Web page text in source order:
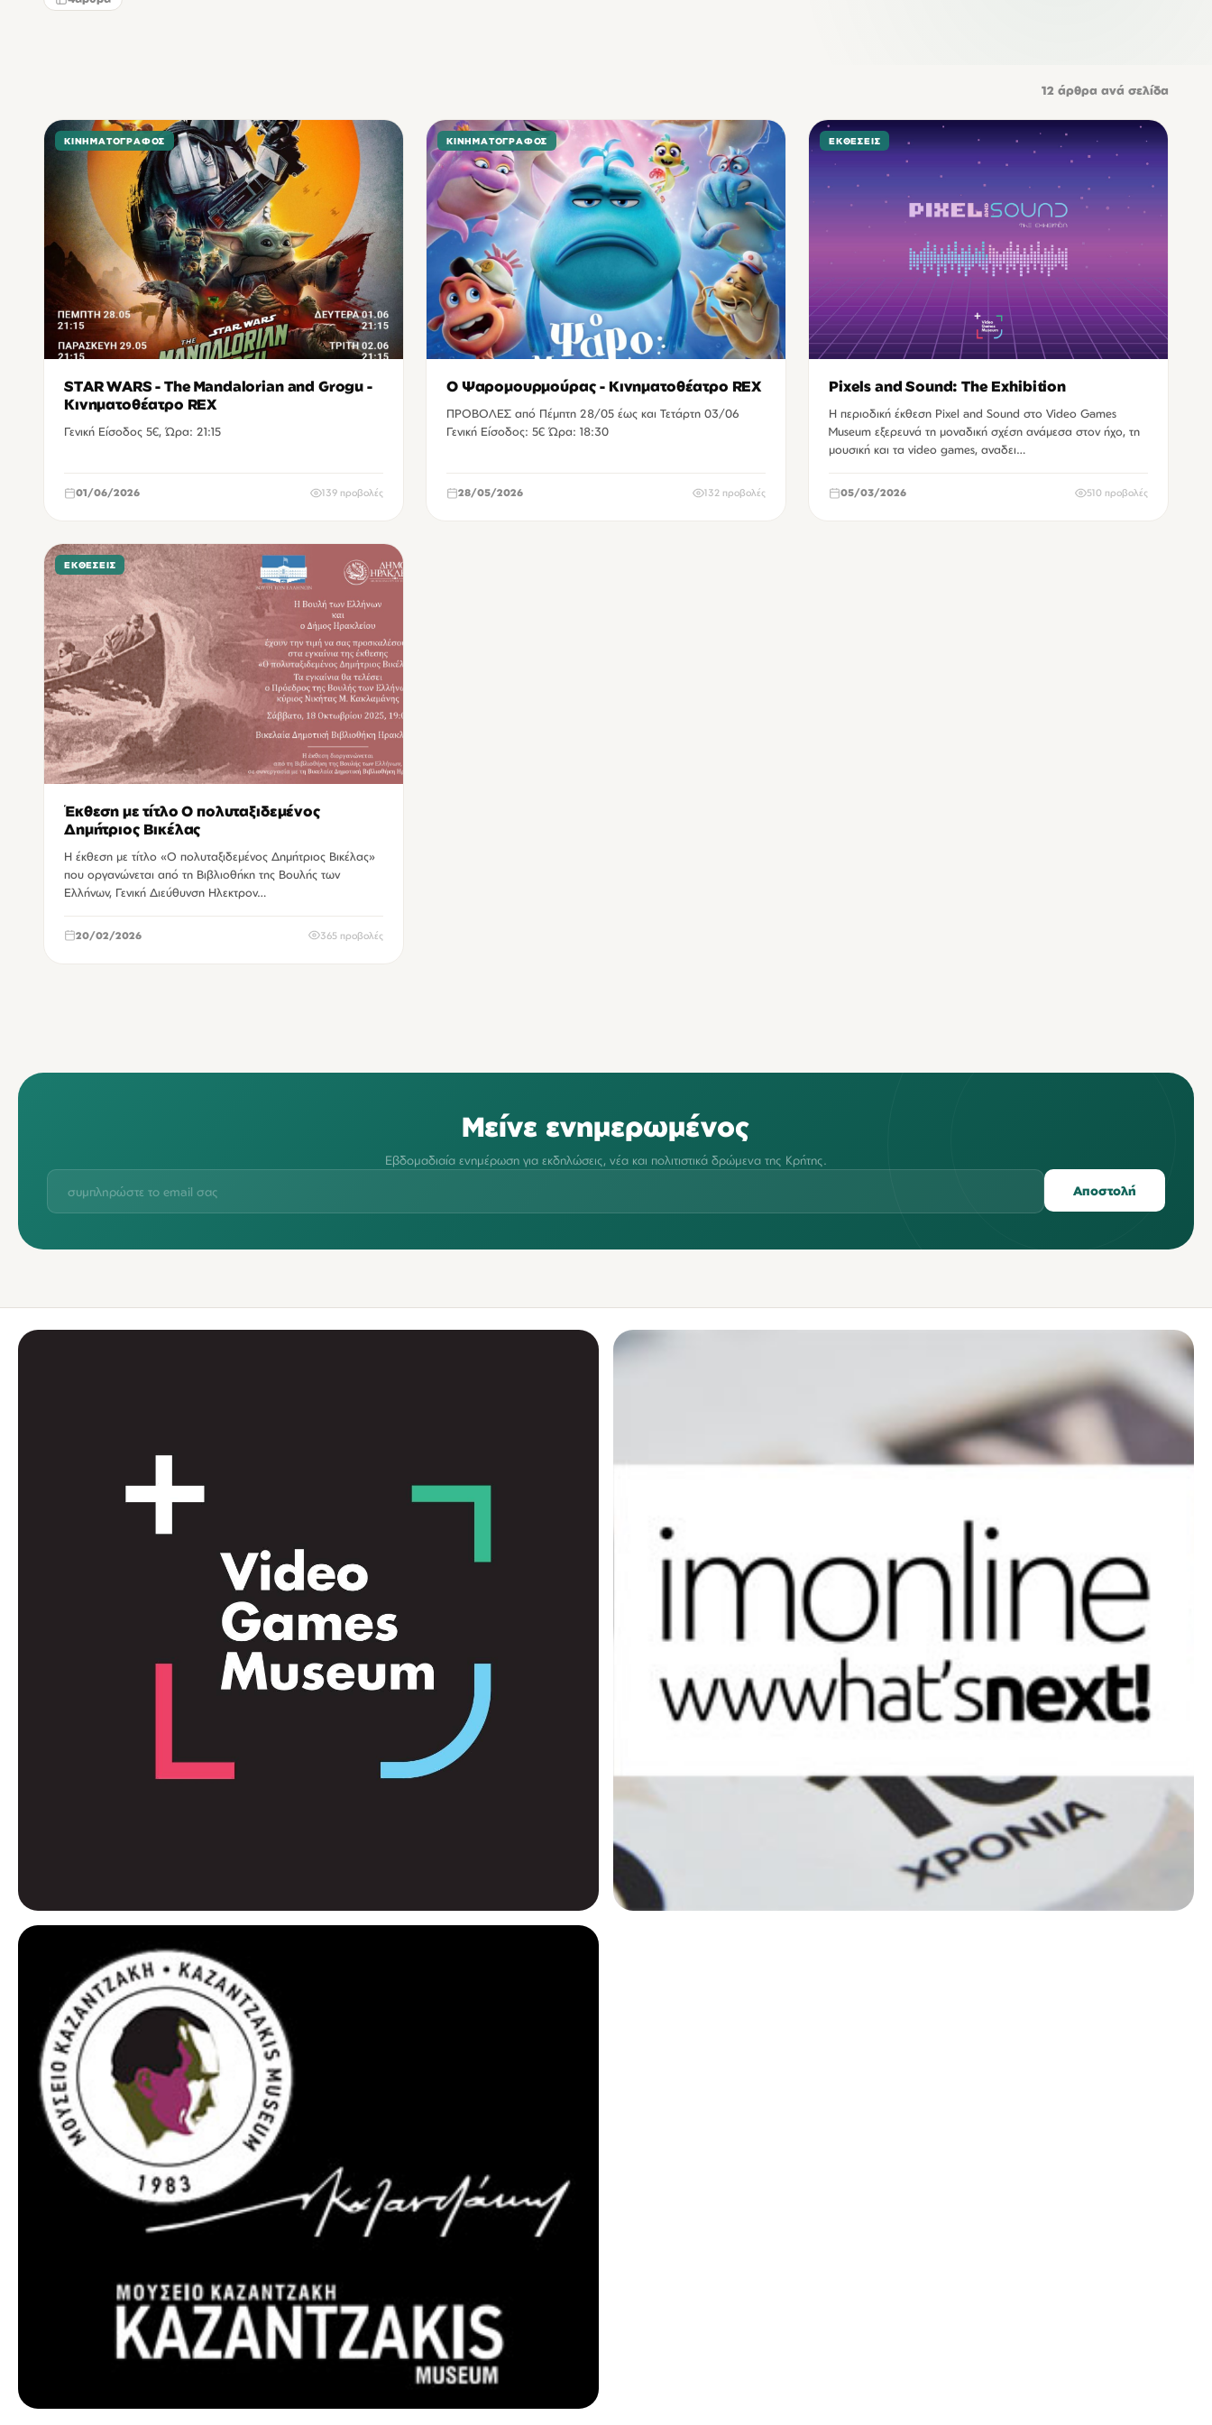
12 άρθρα ανά σελίδα
ΚΙΝΗΜΑΤΟΓΡΆΦΟΣ
STAR WARS - The Mandalorian and Grogu -
Κινηματοθέατρο REX
Γενική Είσοδος 5€, Ώρα: 21:15
01/06/2026 139 προβολές
ΚΙΝΗΜΑΤΟΓΡΆΦΟΣ
Ο Ψαρομουρμούρας - Κινηματοθέατρο REX
ΠΡΟΒΟΛΕΣ από Πέμπτη 28/05 έως και Τετάρτη 03/06
Γενική Είσοδος: 5€ Ώρα: 18:30
28/05/2026 132 προβολές
ΕΚΘΈΣΕΙΣ
Pixels and Sound: The Exhibition
Η περιοδική έκθεση Pixel and Sound στο Video Games
Museum εξερευνά τη μοναδική σχέση ανάμεσα στον ήχο, τη
μουσική και τα video games, αναδει…
05/03/2026 510 προβολές
ΕΚΘΈΣΕΙΣ
Έκθεση με τίτλο Ο πολυταξιδεμένος
Δημήτριος Βικέλας
Η έκθεση με τίτλο «Ο πολυταξιδεμένος Δημήτριος Βικέλας»
που οργανώνεται από τη Βιβλιοθήκη της Βουλής των
Ελλήνων, Γενική Διεύθυνση Ηλεκτρον…
20/02/2026 365 προβολές
Μείνε ενημερωμένος
Εβδομαδιαία ενημέρωση για εκδηλώσεις, νέα και πολιτιστικά δρώμενα της Κρήτης.
Αποστολή